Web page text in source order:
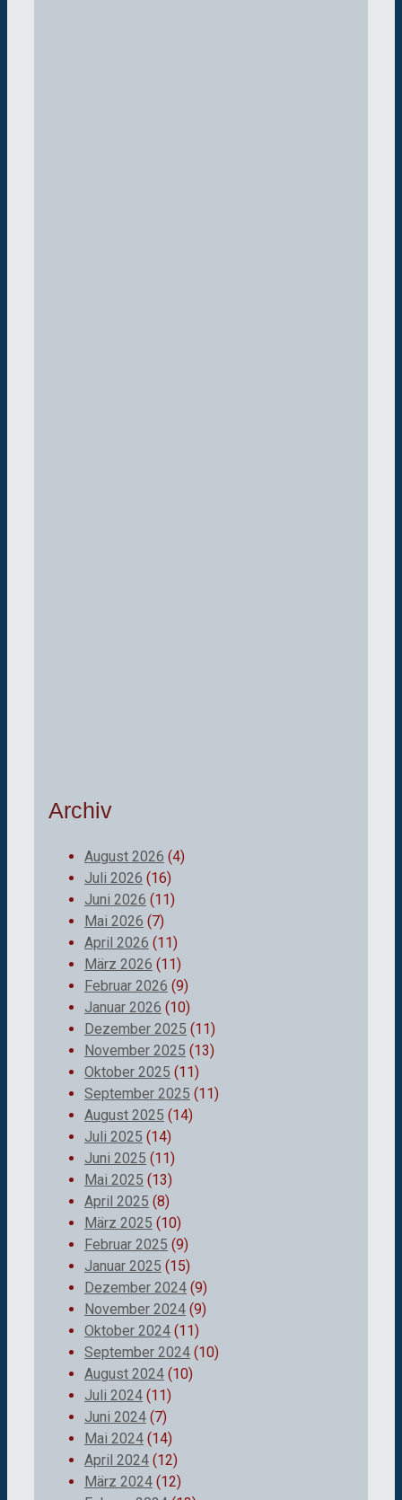
Archiv
August 2026 (4)
Juli 2026 (16)
Juni 2026 (11)
Mai 2026 (7)
April 2026 (11)
März 2026 (11)
Februar 2026 (9)
Januar 2026 (10)
Dezember 2025 (11)
November 2025 (13)
Oktober 2025 (11)
September 2025 (11)
August 2025 (14)
Juli 2025 (14)
Juni 2025 (11)
Mai 2025 (13)
April 2025 (8)
März 2025 (10)
Februar 2025 (9)
Januar 2025 (15)
Dezember 2024 (9)
November 2024 (9)
Oktober 2024 (11)
September 2024 (10)
August 2024 (10)
Juli 2024 (11)
Juni 2024 (7)
Mai 2024 (14)
April 2024 (12)
März 2024 (12)